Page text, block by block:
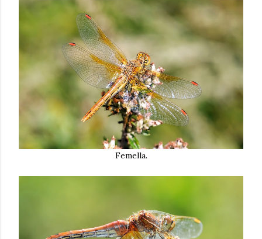
Femella.